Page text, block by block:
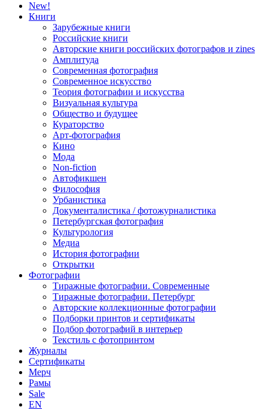
New!
Книги
Зарубежные книги
Российские книги
Авторские книги российских фотографов и zines
Амплитуда
Современная фотография
Современное искусство
Теория фотографии и искусства
Визуальная культура
Общество и будущее
Кураторство
Арт-фотография
Кино
Мода
Non-fiction
Автофикшен
Философия
Урбанистика
Документалистика / фотожурналистика
Петербургская фотография
Культурология
Медиа
История фотографии
Открытки
Фотографии
Тиражные фотографии. Современные
Тиражные фотографии. Петербург
Авторские коллекционные фотографии
Подборки принтов и сертификаты
Подбор фотографий в интерьер
Текстиль с фотопринтом
Журналы
Сертификаты
Мерч
Рамы
Sale
EN